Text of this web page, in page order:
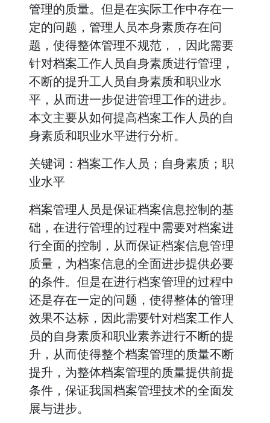
管理的质量。但是在实际工作中存在一
定的问题，管理人员本身素质存在问
题，使得整体管理不规范，，因此需要
针对档案工作人员自身素质进行管理，
不断的提升工人员自身素质和职业水
平，从而进一步促进管理工作的进步。
本文主要从如何提高档案工作人员的自
身素质和职业水平进行分析。
关键词：档案工作人员；自身素质；职
业水平
档案管理人员是保证档案信息控制的基
础，在进行管理的过程中需要对档案进
行全面的控制，从而保证档案信息管理
质量，为档案信息的全面进步提供必要
的条件。但是在进行档案管理的过程中
还是存在一定的问题，使得整体的管理
效果不达标，因此需要针对档案工作人
员的自身素质和职业素养进行不断的提
升，从而使得整个档案管理的质量不断
提升，为整体档案管理的质量提供前提
条件，保证我国档案管理技术的全面发
展与进步。